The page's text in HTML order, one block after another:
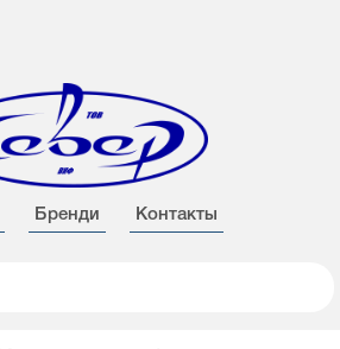
Бренди Контакты